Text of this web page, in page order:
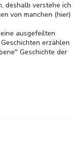
deshalb verstehe ich
von manchen (hier)
ausgefeilten
erzählen
Geschichte der